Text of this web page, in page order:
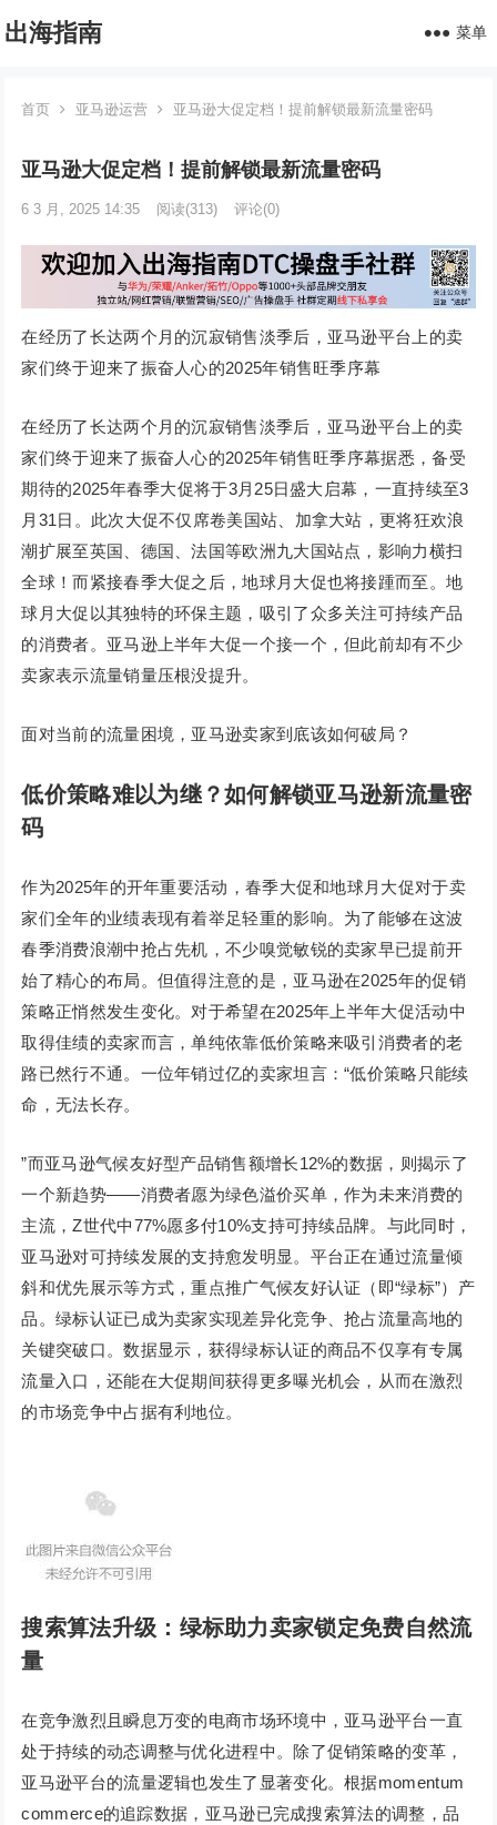
出海指南 菜单
首页 亚马逊运营 亚马逊大促定档！提前解锁最新流量密码
亚马逊大促定档！提前解锁最新流量密码
6 3 月, 2025 14:35 阅读(313) 评论(0)
在经历了长达两个月的沉寂销售淡季后，亚马逊平台上的卖
家们终于迎来了振奋人心的2025年销售旺季序幕
在经历了长达两个月的沉寂销售淡季后，亚马逊平台上的卖
家们终于迎来了振奋人心的2025年销售旺季序幕据悉，备受
期待的2025年春季大促将于3月25日盛大启幕，一直持续至3
月31日。此次大促不仅席卷美国站、加拿大站，更将狂欢浪
潮扩展至英国、德国、法国等欧洲九大国站点，影响力横扫
全球！而紧接春季大促之后，地球月大促也将接踵而至。地
球月大促以其独特的环保主题，吸引了众多关注可持续产品
的消费者。亚马逊上半年大促一个接一个，但此前却有不少
卖家表示流量销量压根没提升。
面对当前的流量困境，亚马逊卖家到底该如何破局？
低价策略难以为继？如何解锁亚马逊新流量密
码
作为2025年的开年重要活动，春季大促和地球月大促对于卖
家们全年的业绩表现有着举足轻重的影响。为了能够在这波
春季消费浪潮中抢占先机，不少嗅觉敏锐的卖家早已提前开
始了精心的布局。但值得注意的是，亚马逊在2025年的促销
策略正悄然发生变化。对于希望在2025年上半年大促活动中
取得佳绩的卖家而言，单纯依靠低价策略来吸引消费者的老
路已然行不通。一位年销过亿的卖家坦言：“低价策略只能续
命，无法长存。
”而亚马逊气候友好型产品销售额增长12%的数据，则揭示了
一个新趋势——消费者愿为绿色溢价买单，作为未来消费的
主流，Z世代中77%愿多付10%支持可持续品牌。与此同时，
亚马逊对可持续发展的支持愈发明显。平台正在通过流量倾
斜和优先展示等方式，重点推广气候友好认证（即“绿标”）产
品。绿标认证已成为卖家实现差异化竞争、抢占流量高地的
关键突破口。数据显示，获得绿标认证的商品不仅享有专属
流量入口，还能在大促期间获得更多曝光机会，从而在激烈
的市场竞争中占据有利地位。
搜索算法升级：绿标助力卖家锁定免费自然流
量
在竞争激烈且瞬息万变的电商市场环境中，亚马逊平台一直
处于持续的动态调整与优化进程中。除了促销策略的变革，
亚马逊平台的流量逻辑也发生了显著变化。根据momentum
commerce的追踪数据，亚马逊已完成搜索算法的调整，品